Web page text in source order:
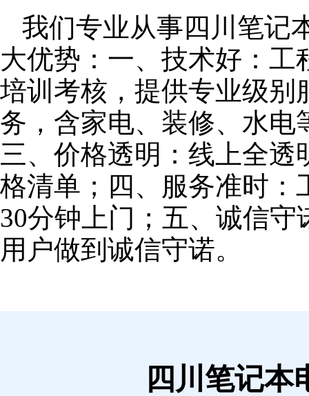
我们专业从事四川笔记
大优势：一、技术好：
培训考核，提供专业级别
务，含家电、装修、水电
三、价格透明：线上全
格清单；四、服务准时：
30分钟上门；五、诚信
用户做到诚信守诺。
四川笔记本